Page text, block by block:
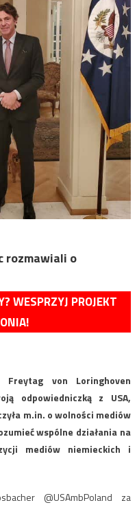
rozmawiali o
WESPRZYJ PROJEKT
von Loringhoven
odpowiedniczką z USA,
m.in. o wolności mediów
wspólne działania na
mediów niemieckich i
@USAmbPoland za